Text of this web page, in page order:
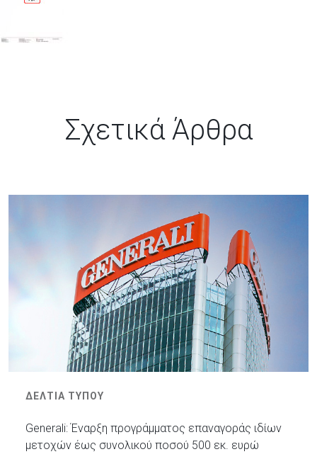
Σχετικά Άρθρα
ΔΕΛΤΙΑ ΤΥΠΟΥ
Generali: Έναρξη προγράμματος επαναγοράς ιδίων
μετοχών έως συνολικού ποσού 500 εκ. ευρώ